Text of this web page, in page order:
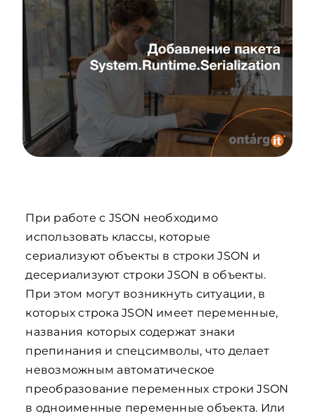
При работе с JSON необходимо
использовать классы, которые
сериализуют объекты в строки JSON и
десериализуют строки JSON в объекты.
При этом могут возникнуть ситуации, в
которых строка JSON имеет переменные,
названия которых содержат знаки
препинания и спецсимволы, что делает
невозможным автоматическое
преобразование переменных строки JSON
в одноименные переменные объекта. Или